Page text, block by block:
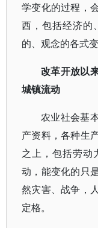
学变化的过程，
西，包括经济的
的、观念的各式变
改革开放以
城镇流动
农业社会基
产资料，各种生
之上，包括劳动
动，能变化的只
然灾害、战争，
定格。